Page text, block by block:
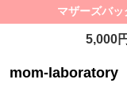
マザーズバッ
5,000
mom-laboratory